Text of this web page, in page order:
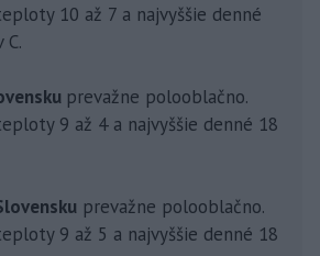
10 až 7 a najvyššie denné
prevažne polooblačno.
9 až 4 a najvyššie denné 18
prevažne polooblačno.
9 až 5 a najvyššie denné 18